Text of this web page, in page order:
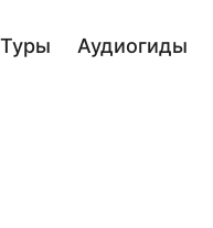
Туры Аудиогиды